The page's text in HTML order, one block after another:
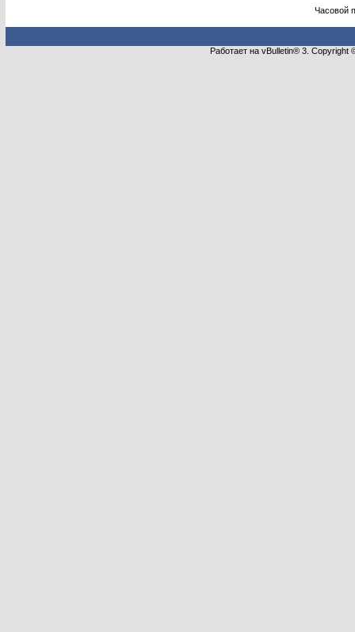
Часовой
Работает на vBulletin® 3.